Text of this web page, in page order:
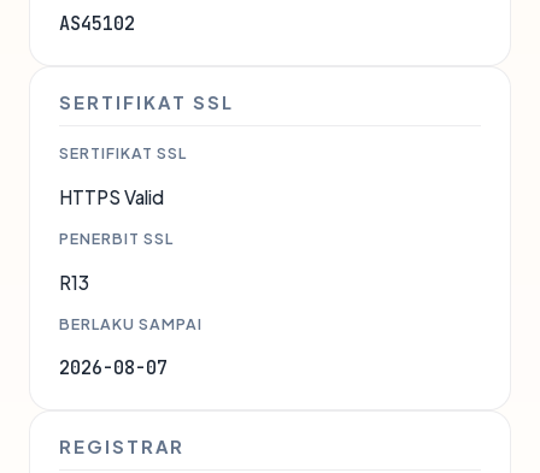
AS45102
SERTIFIKAT SSL
SERTIFIKAT SSL
HTTPS Valid
PENERBIT SSL
R13
BERLAKU SAMPAI
2026-08-07
REGISTRAR